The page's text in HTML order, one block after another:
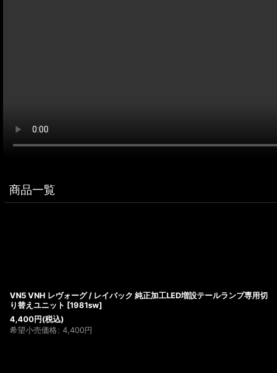
商品一覧
VN5 VNH レヴォーグ / レイバック 純正加工LED増設テールランプ専用切
り替えユニット [1981sw]
4,400円 (税込)
希望小売価格: 4,400円